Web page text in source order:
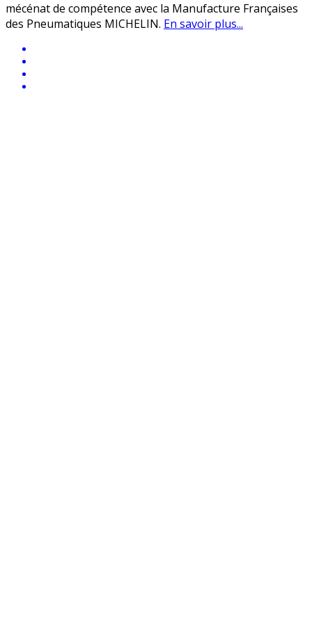
mécénat de compétence avec la Manufacture Françaises
des Pneumatiques MICHELIN. En savoir plus...